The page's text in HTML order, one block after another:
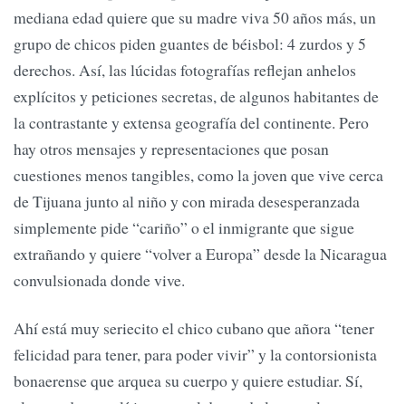
mediana edad quiere que su madre viva 50 años más, un
grupo de chicos piden guantes de béisbol: 4 zurdos y 5
derechos. Así, las lúcidas fotografías reflejan anhelos
explícitos y peticiones secretas, de algunos habitantes de
la contrastante y extensa geografía del continente. Pero
hay otros mensajes y representaciones que posan
cuestiones menos tangibles, como la joven que vive cerca
de Tijuana junto al niño y con mirada desesperanzada
simplemente pide “cariño” o el inmigrante que sigue
extrañando y quiere “volver a Europa” desde la Nicaragua
convulsionada donde vive.
Ahí está muy seriecito el chico cubano que añora “tener
felicidad para tener, para poder vivir” y la contorsionista
bonaerense que arquea su cuerpo y quiere estudiar. Sí,